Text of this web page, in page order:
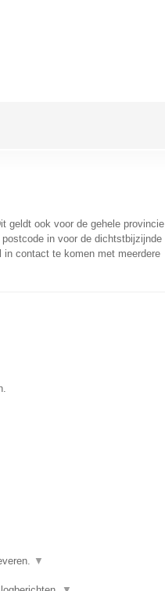
geldt ook voor de gehele provincie
in voor de dichtstbijzijnde
in contact te komen met meerdere
▼